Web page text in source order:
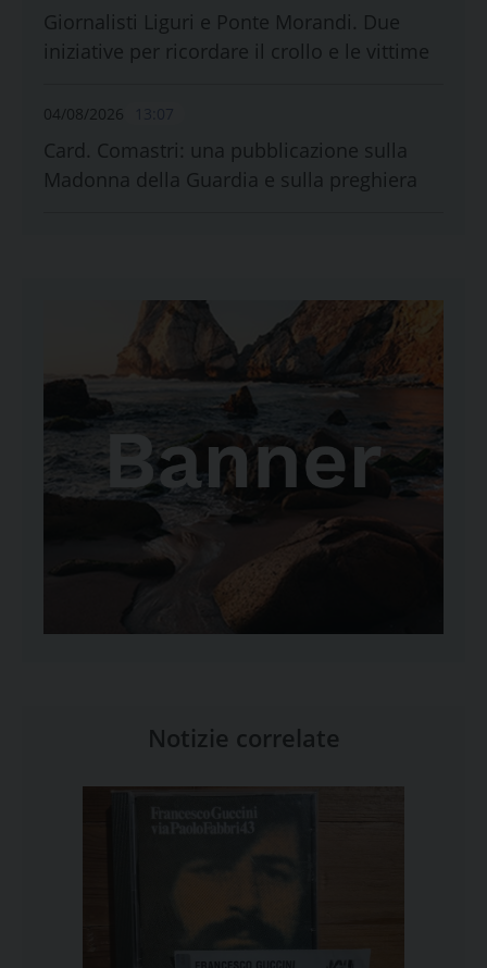
Giornalisti Liguri e Ponte Morandi. Due
iniziative per ricordare il crollo e le vittime
04/08/2026
Card. Comastri: una pubblicazione sulla
Madonna della Guardia e sulla preghiera
Notizie correlate